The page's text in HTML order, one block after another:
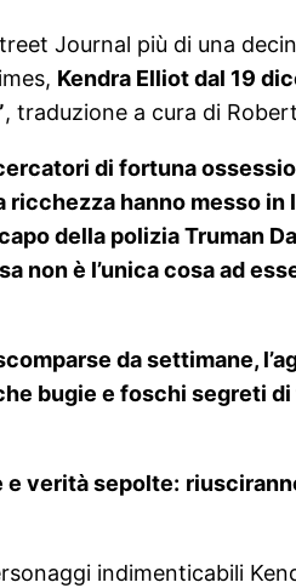
Journal più di una
Kendra Elliot dal 19
, traduzione a cura di
di fortuna
ricchezza hanno messo
della polizia Truman
non è l’unica cosa ad
da settimane,
bugie e foschi segreti
e verità sepolte:
indimenticabili